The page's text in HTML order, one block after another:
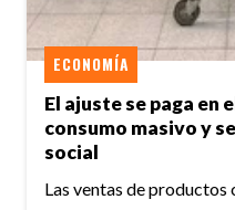
El ajuste se paga en
consumo masivo y
social
ECONOMÍA
Las ventas de